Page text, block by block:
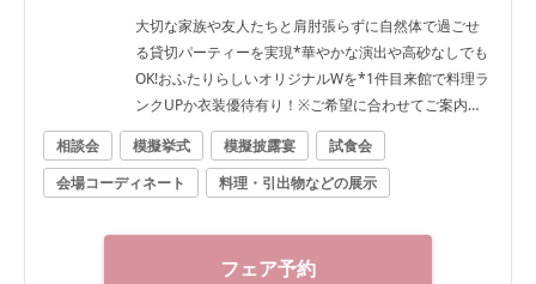
大切な家族や友人たちと肩肘張らずに自然体で過ごせ
る貸切パーティーを実現*華やかな演出や高砂なしでも
OK!おふたりらしいオリジナルWを*1件目来館で料理ラ
ンクUPか衣装優待有り！※ご希望に合わせてご案内い
たします
相談会 模擬挙式 模擬披露宴
試食会
会場コーディネート
料理・引出物などの展示
フェア予約